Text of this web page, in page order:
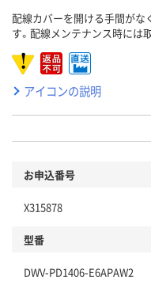
配線カバーを開ける手間がな
す。配線メンテナンス時には
アイコンの説明
お申込番号
X315878
型番
DWV-PD1406-E6APAW2